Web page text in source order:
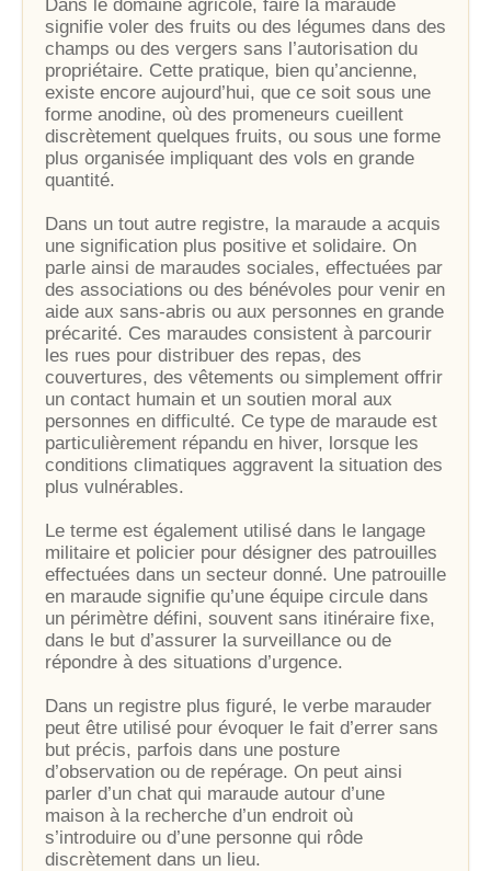
Dans le domaine agricole, faire la maraude
signifie voler des fruits ou des légumes dans des
champs ou des vergers sans l’autorisation du
propriétaire. Cette pratique, bien qu’ancienne,
existe encore aujourd’hui, que ce soit sous une
forme anodine, où des promeneurs cueillent
discrètement quelques fruits, ou sous une forme
plus organisée impliquant des vols en grande
quantité.
Dans un tout autre registre, la maraude a acquis
une signification plus positive et solidaire. On
parle ainsi de maraudes sociales, effectuées par
des associations ou des bénévoles pour venir en
aide aux sans-abris ou aux personnes en grande
précarité. Ces maraudes consistent à parcourir
les rues pour distribuer des repas, des
couvertures, des vêtements ou simplement offrir
un contact humain et un soutien moral aux
personnes en difficulté. Ce type de maraude est
particulièrement répandu en hiver, lorsque les
conditions climatiques aggravent la situation des
plus vulnérables.
Le terme est également utilisé dans le langage
militaire et policier pour désigner des patrouilles
effectuées dans un secteur donné. Une patrouille
en maraude signifie qu’une équipe circule dans
un périmètre défini, souvent sans itinéraire fixe,
dans le but d’assurer la surveillance ou de
répondre à des situations d’urgence.
Dans un registre plus figuré, le verbe marauder
peut être utilisé pour évoquer le fait d’errer sans
but précis, parfois dans une posture
d’observation ou de repérage. On peut ainsi
parler d’un chat qui maraude autour d’une
maison à la recherche d’un endroit où
s’introduire ou d’une personne qui rôde
discrètement dans un lieu.